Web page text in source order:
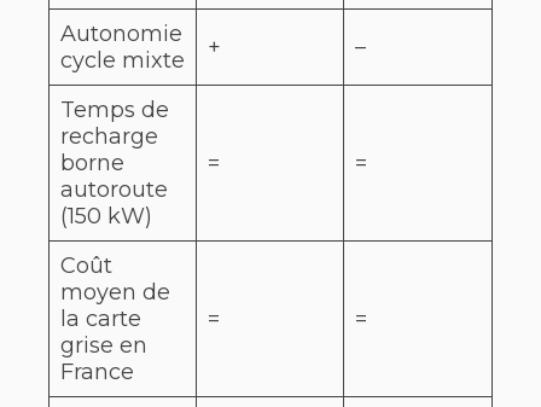
Autonomie
cycle mixte
+ –
Temps de
recharge
borne
autoroute
(150 kW)
= =
Coût
moyen de
la carte
grise en
France
= =